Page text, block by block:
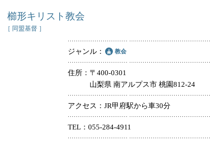
櫛形キリスト教会
［ 同盟基督 ］
ジャンル 教会
住所
〒400-0301
山梨県 南アルプス市 桃園812-24
アクセス JR甲府駅から車30分
TEL 055-284-4911